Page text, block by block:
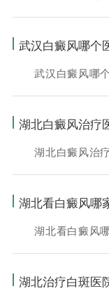
武汉白癜风哪个
武汉白癜风哪个
湖北白癜风治疗
湖北白癜风治疗
湖北看白癜风哪
湖北看白癜风哪
湖北治疗白斑医